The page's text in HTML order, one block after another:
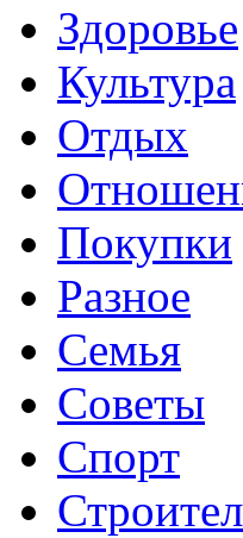
Здоровье
Культура
Отдых
Покупки
Разное
Семья
Советы
Спорт